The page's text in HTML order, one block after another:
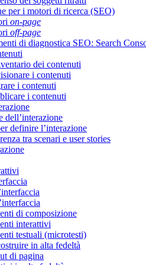
per i motori di ricerca (SEO)
on-page
off-page
di diagnostica SEO: Search
dei contenuti
i contenuti
i contenuti
i contenuti
dell’interazione
definire l’interazione
tra scenari e user stories
di composizione
interattivi
testuali (microtesti)
in alta fedeltà
di pagina